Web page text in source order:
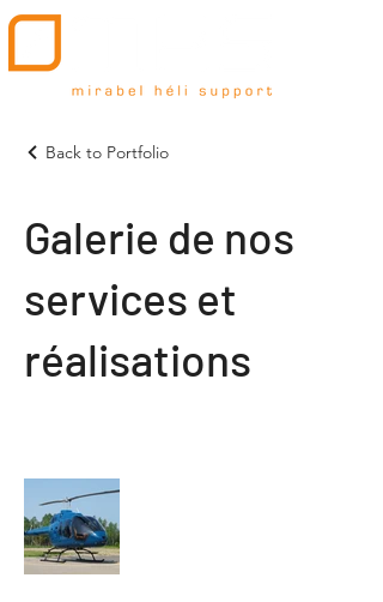
Back to Portfolio
Galerie de nos
services et
réalisations